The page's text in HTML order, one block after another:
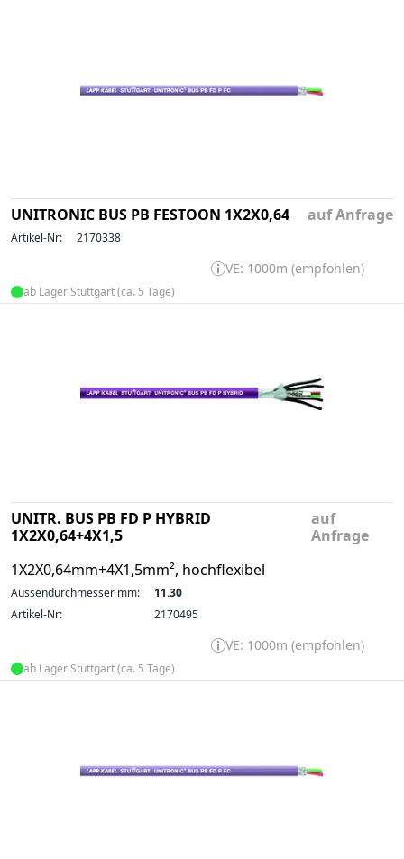
UNITRONIC BUS PB FESTOON 1X2X0,64 auf Anfrage
Artikel-Nr: 2170338
VE: 1000m (empfohlen)
ab Lager Stuttgart (ca. 5 Tage)
UNITR. BUS PB FD P HYBRID
1X2X0,64+4X1,5
1X2X0,64mm+4X1,5mm², hochflexibel
auf
Anfrage
Aussendurchmesser mm:
11.30
Artikel-Nr:
2170495
VE: 1000m (empfohlen)
ab Lager Stuttgart (ca. 5 Tage)